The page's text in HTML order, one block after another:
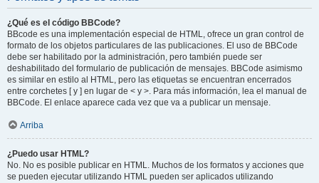
¿Qué es el código BBCode?
BBcode es una implementación especial de HTML, ofrece un gran control de
formato de los objetos particulares de las publicaciones. El uso de BBCode
debe ser habilitado por la administración, pero también puede ser
deshabilitado del formulario de publicación de mensajes. BBCode asimismo
es similar en estilo al HTML, pero las etiquetas se encuentran encerrados
entre corchetes [ y ] en lugar de < y >. Para más información, lea el manual de
BBCode. El enlace aparece cada vez que va a publicar un mensaje.
Arriba
¿Puedo usar HTML?
No. No es posible publicar en HTML. Muchos de los formatos y acciones que
se pueden ejecutar utilizando HTML pueden ser aplicados utilizando